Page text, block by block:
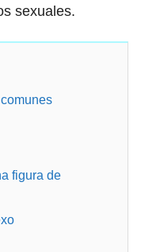
sexuales.
figura de